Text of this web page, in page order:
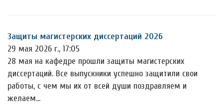
Защиты магистерских диссертаций 2026
29 мая 2026 г., 17:05
28 мая на кафедре прошли защиты магистерских
диссертаций. Все выпускники успешно защитили свои
работы, с чем мы их от всей души поздравляем и
желаем…